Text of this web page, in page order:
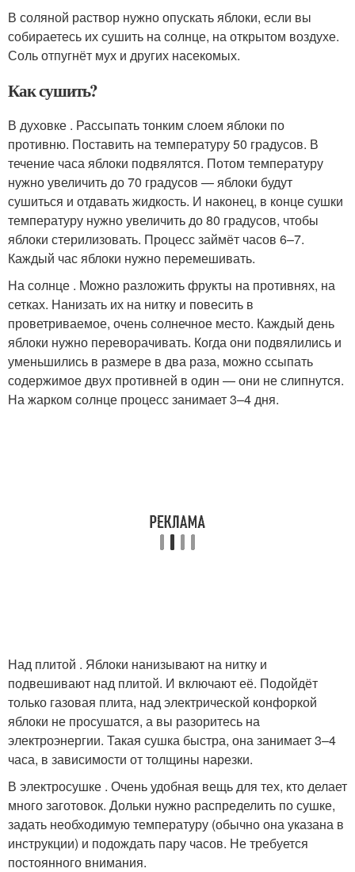
В соляной раствор нужно опускать яблоки, если вы
собираетесь их сушить на солнце, на открытом воздухе.
Соль отпугнёт мух и других насекомых.
Как сушить?
В духовке . Рассыпать тонким слоем яблоки по
противню. Поставить на температуру 50 градусов. В
течение часа яблоки подвялятся. Потом температуру
нужно увеличить до 70 градусов — яблоки будут
сушиться и отдавать жидкость. И наконец, в конце сушки
температуру нужно увеличить до 80 градусов, чтобы
яблоки стерилизовать. Процесс займёт часов 6–7.
Каждый час яблоки нужно перемешивать.
На солнце . Можно разложить фрукты на противнях, на
сетках. Нанизать их на нитку и повесить в
проветриваемое, очень солнечное место. Каждый день
яблоки нужно переворачивать. Когда они подвялились и
уменьшились в размере в два раза, можно ссыпать
содержимое двух противней в один — они не слипнутся.
На жарком солнце процесс занимает 3–4 дня.
Над плитой . Яблоки нанизывают на нитку и
подвешивают над плитой. И включают её. Подойдёт
только газовая плита, над электрической конфоркой
яблоки не просушатся, а вы разоритесь на
электроэнергии. Такая сушка быстра, она занимает 3–4
часа, в зависимости от толщины нарезки.
В электросушке . Очень удобная вещь для тех, кто делает
много заготовок. Дольки нужно распределить по сушке,
задать необходимую температуру (обычно она указана в
инструкции) и подождать пару часов. Не требуется
постоянного внимания.